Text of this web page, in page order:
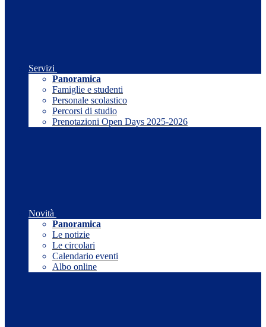
Servizi
Panoramica
Famiglie e studenti
Personale scolastico
Percorsi di studio
Prenotazioni Open Days 2025-2026
Novità
Panoramica
Le notizie
Le circolari
Calendario eventi
Albo online